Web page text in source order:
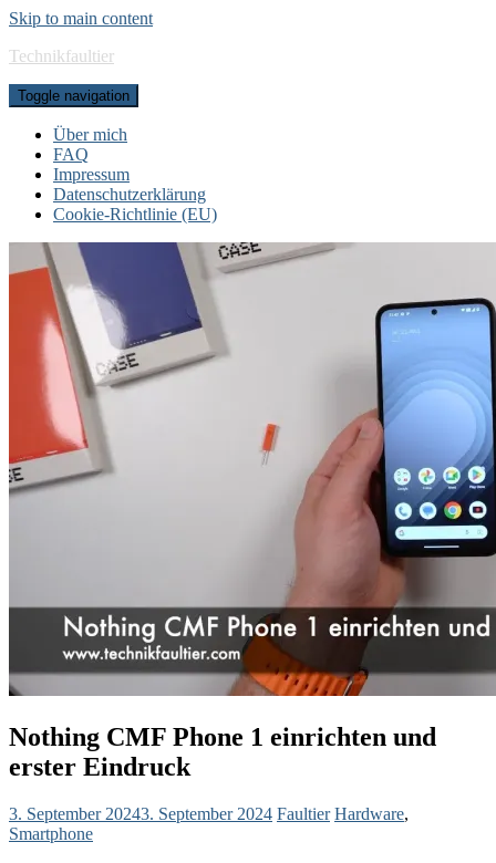
Skip to main content
Technikfaultier
Toggle navigation
Über mich
FAQ
Impressum
Datenschutzerklärung
Cookie-Richtlinie (EU)
Nothing CMF Phone 1 einrichten und
erster Eindruck
3. September 20243. September 2024 Faultier Hardware,
Smartphone